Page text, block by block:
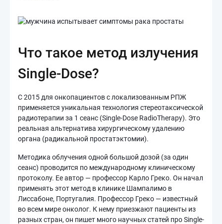
Что такое метод излучения
Single-Dose?
С 2015 для онкопациентов с локализованным РПЖ
применяется уникальная технология стереотаксической
радиотерапии за 1 сеанс (Single-Dose RadioTherapy). Это
реальная альтернатива хирургическому удалению
органа (радикальной простатэктомии).
Методика облучения одной большой дозой (за один
сеанс) проводится по международному клиническому
протоколу. Ее автор — профессор Карло Греко. Он начал
применять этот метод в клинике Шампалимо в
Лиссабоне, Португалия. Профессор Греко — известный
во всем мире онколог. К нему приезжают пациенты из
разных стран, он пишет много научных статей про Single-